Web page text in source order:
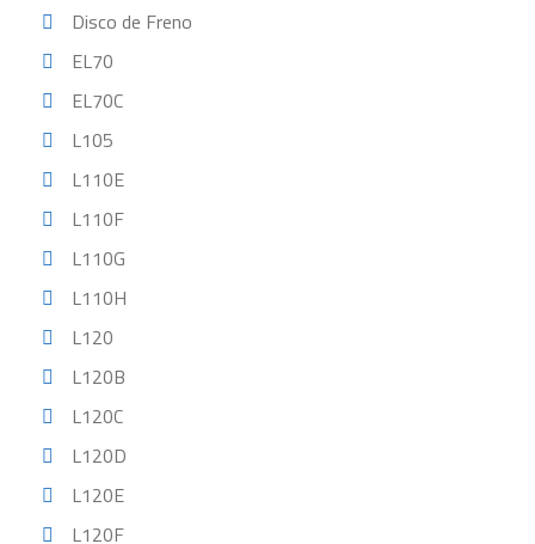
Disco de Freno
EL70
EL70C
L105
L110E
L110F
L110G
L110H
L120
L120B
L120C
L120D
L120E
L120F